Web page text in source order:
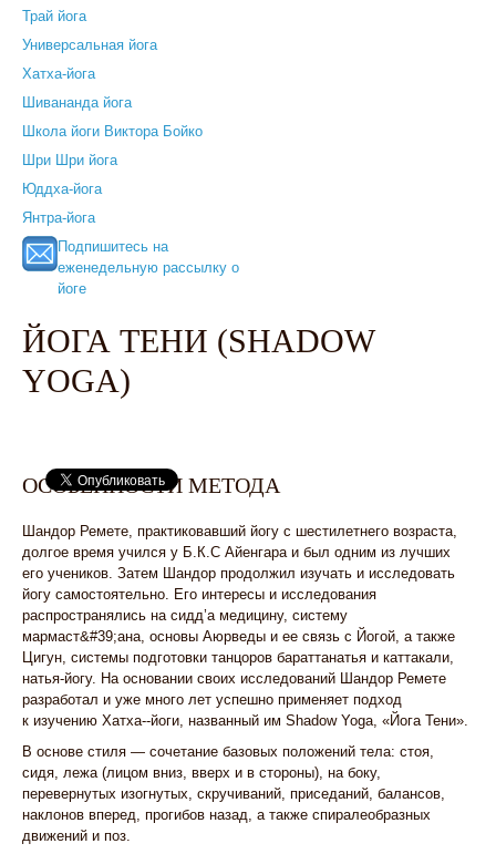
Трай йога
Универсальная йога
Хатха-йога
Шивананда йога
Школа йоги Виктора Бойко
Шри Шри йога
Юддха-йога
Янтра-йога
Подпишитесь на
еженедельную рассылку о
йоге
ЙОГА ТЕНИ (SHADOW
YOGA)
ОСОБЕННОСТИ МЕТОДА
Шандор Ремете, практиковавший йогу с шестилетнего возраста,
долгое время учился у Б.К.С Айенгара и был одним из лучших
его учеников. Затем Шандор продолжил изучать и исследовать
йогу самостоятельно. Его интересы и исследования
распространялись на сидд’а медицину, систему
мармаст&#39;ана, основы Аюрведы и ее связь с Йогой, а также
Цигун, системы подготовки танцоров бараттанатья и каттакали,
натья-йогу. На основании своих исследований Шандор Ремете
разработал и уже много лет успешно применяет подход
к изучению Хатха-­‐йоги, названный им Shadow Yoga, «Йога Тени».
В основе стиля — сочетание базовых положений тела: стоя,
сидя, лежа (лицом вниз, вверх и в стороны), на боку,
перевернутых изогнутых, скручиваний, приседаний, балансов,
наклонов вперед, прогибов назад, а также спиралеобразных
движений и поз.